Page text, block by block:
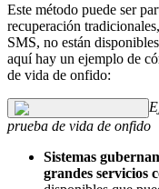
Este método puede ser
recuperación
SMS, no están
aquí hay un ejemplo de
de vida de onfido:
prueba de vida de onfido
Sistemas
grandes servicios